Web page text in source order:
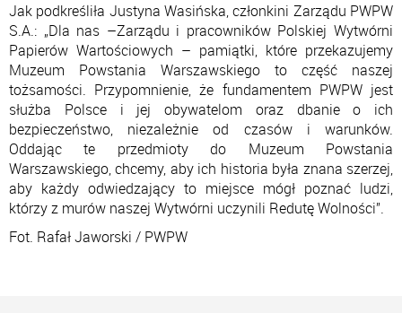
Jak podkreśliła Justyna Wasińska, członkini Zarządu PWPW
S.A.: „Dla nas –Zarządu i pracowników Polskiej Wytwórni
Papierów Wartościowych – pamiątki, które przekazujemy
Muzeum Powstania Warszawskiego to część naszej
tożsamości. Przypomnienie, że fundamentem PWPW jest
służba Polsce i jej obywatelom oraz dbanie o ich
bezpieczeństwo, niezależnie od czasów i warunków.
Oddając te przedmioty do Muzeum Powstania
Warszawskiego, chcemy, aby ich historia była znana szerzej,
aby każdy odwiedzający to miejsce mógł poznać ludzi,
którzy z murów naszej Wytwórni uczynili Redutę Wolności”.
Fot. Rafał Jaworski / PWPW